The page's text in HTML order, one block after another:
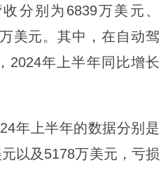
分别为6839万美元、
美元。其中，在自动驾
2024年上半年同比增长
年上半年的数据分别是
以及5178万美元，亏损